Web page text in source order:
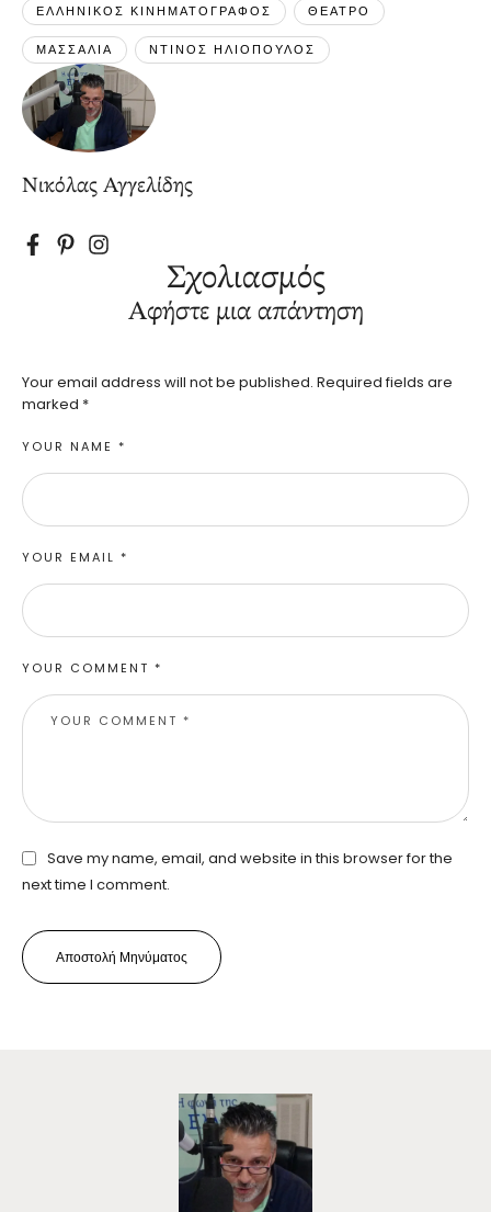
ΕΛΛΗΝΙΚΟΣ ΚΙΝΗΜΑΤΟΓΡΑΦΟΣ ΘΕΑΤΡΟ
ΜΑΣΣΑΛΙΑ ΝΤΙΝΟΣ ΗΛΙΟΠΟΥΛΟΣ
Νικόλας Αγγελίδης
Σχολιασμός
Αφήστε μια απάντηση
Your email address will not be published. Required fields are
marked *
YOUR COMMENT *
YOUR NAME *
YOUR EMAIL *
Save my name, email, and website in this browser for the
next time I comment.
Αποστολή Μηνύματος